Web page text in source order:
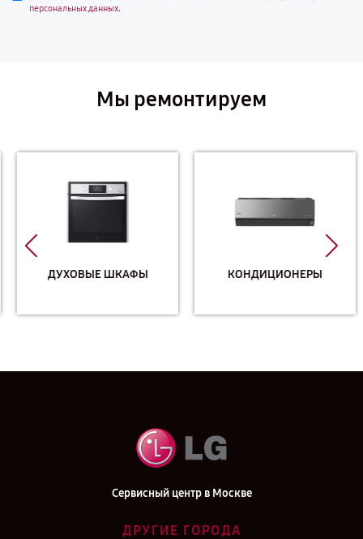
персональных данных.
Мы ремонтируем
ДУХОВЫЕ ШКАФЫ КОНДИЦИОНЕРЫ
Сервисный центр в Москве
ДРУГИЕ ГОРОДА